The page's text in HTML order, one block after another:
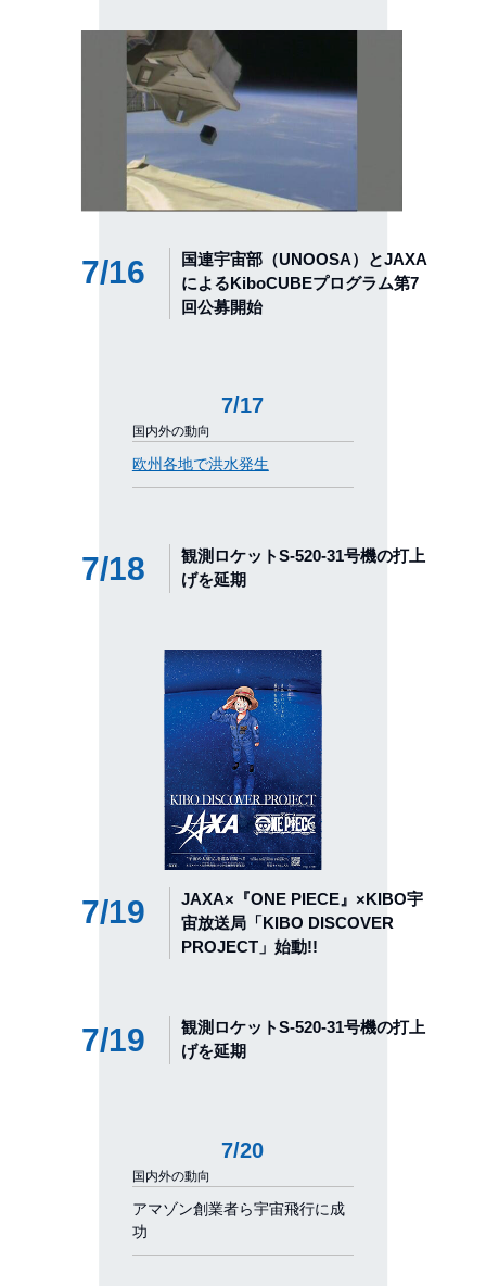
7/16
国連宇宙部（UNOOSA）とJAXA
によるKiboCUBEプログラム第7
回公募開始
7/17
国内外の動向
欧州各地で洪水発生
7/18
観測ロケットS-520-31号機の打上
げを延期
7/19
JAXA×『ONE PIECE』×KIBO宇
宙放送局「KIBO DISCOVER
PROJECT」始動!!
7/19
観測ロケットS-520-31号機の打上
げを延期
7/20
国内外の動向
アマゾン創業者ら宇宙飛行に成
功